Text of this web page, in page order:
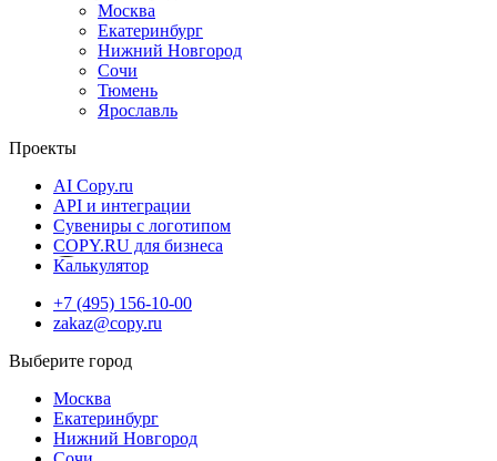
Москва
Екатеринбург
Нижний Новгород
Сочи
Тюмень
Ярославль
Проекты
AI Copy.ru
API и интеграции
Сувениры с логотипом
COPY.RU для бизнеса
Калькулятор
+7 (495) 156-10-00
zakaz@copy.ru
Москва
Екатеринбург
Нижний Новгород